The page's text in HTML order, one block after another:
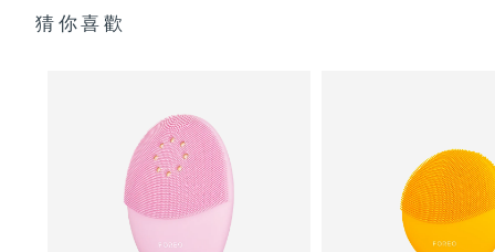
猜你喜歡